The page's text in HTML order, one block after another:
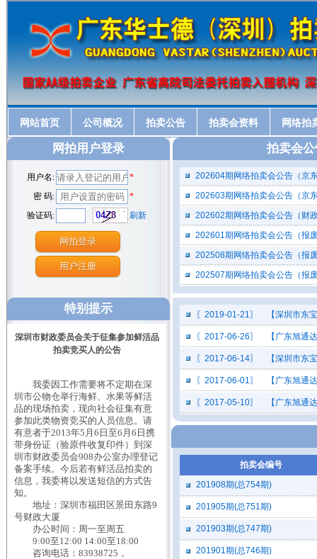
网站首页 公司概况 拍卖公告 拍卖会资料 网络拍
网拍用户登录
用户名:
*
密 码:
*
验证码:
刷新
拍卖会公
202604期网络拍卖会公告（京
202603期网络拍卖会公告（京
202602期网络拍卖会公告（财
202601期网络拍卖会公告（报
202508期网络拍卖会公告（报
202507期网络拍卖会公告（报
深圳市第九期小型汽车号牌号码拍卖
特别提示
端网络发生故障，根据委托方要
求，2014年5月24日上午9:30小型汽
车号牌号码拍卖会中止，本场拍卖
会推迟到2014年5月27日（星期二）
人谅解。今天下午13:00以及后续场
次拍卖会照常进行。
声 明
各竞买人：
从即日起，凡参加竞买我公司
组织的废旧物资拍卖会的竞买人必
须是具有废旧物资回收资质的法人
单位。法人代表或受委托人（另需
提供法人委托书）在办理竞买事项
时，需要提供本人身份证原件和复
印件，单位营业执照原件和复印件
（加盖单位公章）。
特此声明。
广东华士德(深圳)拍卖行有限公
2011年6月3日
深圳市财政委员会关于征集参加鲜活品
拍卖竞买人的公告
圳市公物仓举行海鲜、水果等鲜活
品的现场拍卖，现向社会征集有意
参加此类物资竞买的人员信息。请
有意者于2013年5月6日至6月6日携
带身份证（验原件收复印件）到深
圳市财政委员会908办公室办理登记
备案手续。今后若有鲜活品拍卖的
信息，我委将以发送短信的方式告
知。
地址：深圳市福田区景田东路9
号财政大厦
办公时间：周一至周五
9:00至12:00 14:00至18:00
咨询电话：83938725，
83938677。
〖2019-01-21〗 【深圳市东
〖2017-06-26〗 【广东旭通
〖2017-06-14〗 【深圳市东
〖2017-06-01〗 【广东旭通
〖2017-05-10〗 【广东旭通
拍卖会编号
201908期(总754期)
201905期(总751期)
201903期(总747期)
201901期(总746期)